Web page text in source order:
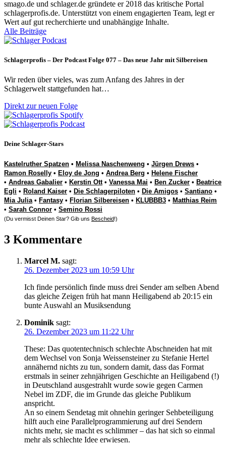
smago.de und schlager.de gründete er 2018 das kritische Portal
schlagerprofis.de. Unterstützt von einem engagierten Team, legt er
Wert auf gut recherchierte und unabhängige Inhalte.
Alle Beiträge
Schlagerprofis – Der Podcast Folge 077 – Das neue Jahr mit Silbereisen
Wir reden über vieles, was zum Anfang des Jahres in der
Schlagerwelt stattgefunden hat…
Direkt zur neuen Folge
Deine Schlager-Stars
Kastelruther Spatzen • Melissa Naschenweng • Jürgen Drews •
Ramon Roselly • Eloy de Jong • Andrea Berg • Helene Fischer
• Andreas Gabalier • Kerstin Ott• Vanessa Mai • Ben Zucker • Beatrice
Egli • Roland Kaiser • Die Schlagerpiloten • Die Amigos • Santiano •
Mia Julia• Fantasy • Florian Silbereisen • KLUBBB3 • Matthias Reim
• Sarah Connor • Semino Rossi
(Du vermisst Deinen Star? Gib uns Bescheid!)
3 Kommentare
Marcel M. sagt:
26. Dezember 2023 um 10:59 Uhr
Ich finde persönlich finde muss drei Sender am selben Abend
das gleiche Zeigen früh hat mann Heiligabend ab 20:15 ein
bunte Auswahl an Musiksendung
Dominik sagt:
26. Dezember 2023 um 11:22 Uhr
These: Das quotentechnisch schlechte Abschneiden hat mit
dem Wechsel von Sonja Weissensteiner zu Stefanie Hertel
annähernd nichts zu tun, sondern damit, dass das Format
erstmals in seiner zehnjährigen Geschichte an Heiligabend (!)
in Deutschland ausgestrahlt wurde sowie gegen Carmen
Nebel im ZDF, die im Grunde das gleiche Publikum
anspricht.
An so einem Sendetag mit ohnehin geringer Sehbeteiligung
hilft auch eine Parallelprogrammierung auf drei Sendern
nichts mehr, sie macht es schlimmer – das hat sich so einmal
mehr als schlechte Idee erwiesen.